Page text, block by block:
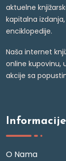
aktuelne
kapitalna
enciklopedije.
Naša internet
online kupovinu,
akcije sa
Informacije
O Nama